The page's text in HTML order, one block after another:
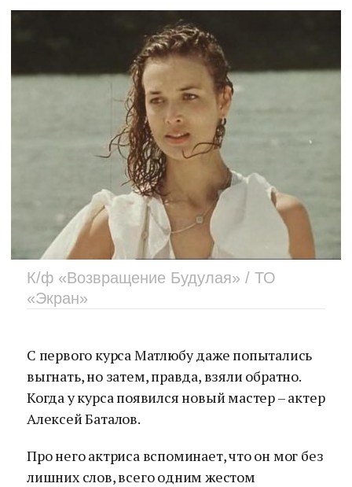
К/ф «Возвращение Будулая» / ТО
«Экран»
С первого курса Матлюбу даже попытались
выгнать, но затем, правда, взяли обратно.
Когда у курса появился новый мастер – актер
Алексей Баталов.
Про него актриса вспоминает, что он мог без
лишних слов, всего одним жестом